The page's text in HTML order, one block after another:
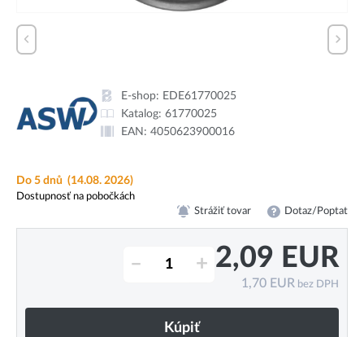
E-shop: EDE61770025
Katalog: 61770025
EAN: 4050623900016
Do 5 dnů (14.08. 2026)
Dostupnosť na pobočkách
Strážiť tovar Dotaz/Poptat
– + 2,09 EUR
1,70 EUR bez DPH
Kúpiť